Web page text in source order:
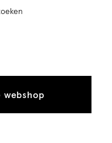
vergelijkbare
webshop